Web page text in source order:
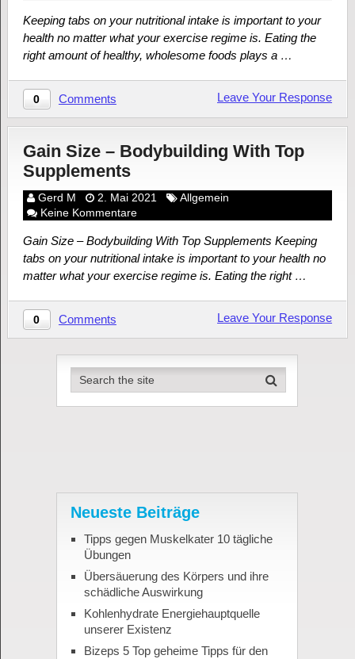
Keeping tabs on your nutritional intake is important to your
health no matter what your exercise regime is. Eating the
right amount of healthy, wholesome foods plays a …
0 Comments Leave Your Response
Gain Size – Bodybuilding With Top
Supplements
Gerd M 2. Mai 2021
Allgemein
Keine Kommentare
Gain Size – Bodybuilding With Top Supplements Keeping
tabs on your nutritional intake is important to your health no
matter what your exercise regime is. Eating the right …
0 Comments Leave Your Response
Neueste Beiträge
Tipps gegen Muskelkater 10 tägliche
Übungen
Übersäuerung des Körpers und ihre
schädliche Auswirkung
Kohlenhydrate Energiehauptquelle
unserer Existenz
Bizeps 5 Top geheime Tipps für den